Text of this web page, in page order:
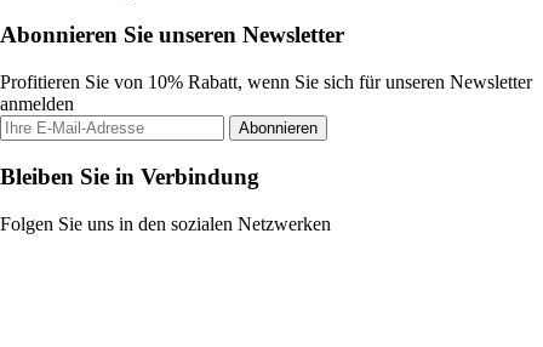
Abonnieren Sie unseren Newsletter
Profitieren Sie von 10% Rabatt, wenn Sie sich für unseren Newsletter
anmelden
Abonnieren
Bleiben Sie in Verbindung
Folgen Sie uns in den sozialen Netzwerken